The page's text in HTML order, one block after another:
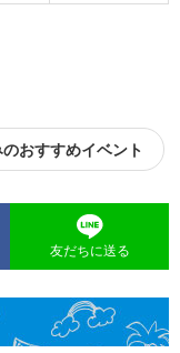
おすすめイベント
友だちに送る